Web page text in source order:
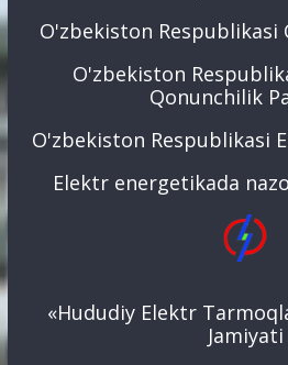
O'zbekiston Respublikasi
O'zbekiston
Qonunchilik
O'zbekiston Respublikasi
Elektr energetikada
«Hududiy Elektr
Jamiyati